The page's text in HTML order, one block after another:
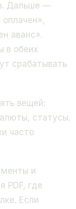
Дальше —
аванс».
в обеих
срабатывать
вещей:
статусы.
часто
и
PDF, где
Если